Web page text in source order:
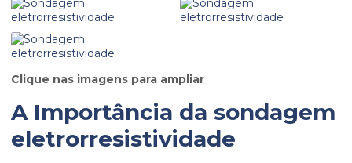
Clique nas imagens para ampliar
A Importância da sondagem
eletrorresistividade